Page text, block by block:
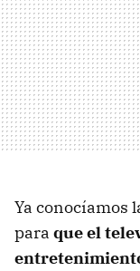
Ya conocíamos
para que el